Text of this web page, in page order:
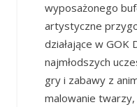
wyposażonego
artystyczne
działające w GOK
najmłodszych
gry i zabawy z
malowanie